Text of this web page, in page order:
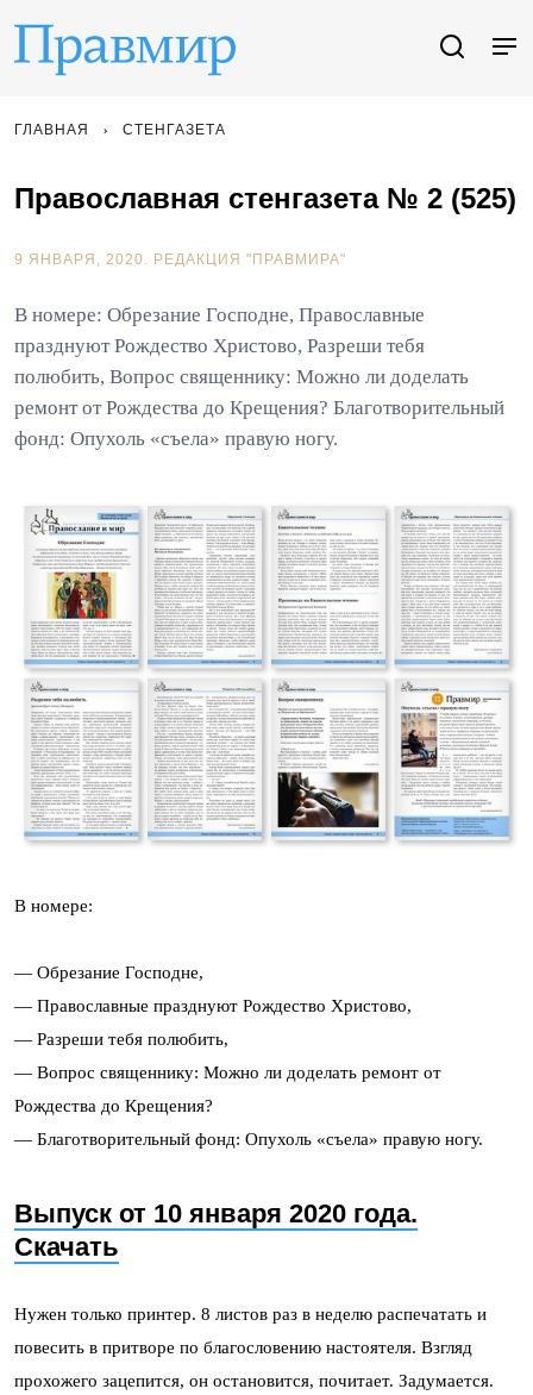
ГЛАВНАЯ СТЕНГАЗЕТА
Православная стенгазета № 2 (525)
9 ЯНВАРЯ, 2020. РЕДАКЦИЯ "ПРАВМИРА"
В номере: Обрезание Господне, Православные
празднуют Рождество Христово, Разреши тебя
полюбить, Вопрос священнику: Можно ли доделать
ремонт от Рождества до Крещения? Благотворительный
фонд: Опухоль «съела» правую ногу.
В номере:
— Обрезание Господне,
— Православные празднуют Рождество Христово,
— Разреши тебя полюбить,
— Вопрос священнику: Можно ли доделать ремонт от
Рождества до Крещения?
— Благотворительный фонд: Опухоль «съела» правую ногу.
Выпуск от 10 января 2020 года.
Скачать
Нужен только принтер. 8 листов раз в неделю распечатать и
повесить в притворе по благословению настоятеля. Взгляд
прохожего зацепится, он остановится, почитает. Задумается.